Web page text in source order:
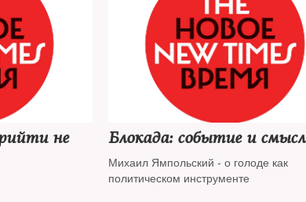
не
Блокада: событие и смысл
Михаил Ямпольский - о голоде как
политическом инструменте